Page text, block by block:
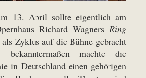
13. April sollte eigentlich am
Richard Wagners Ring
als Zyklus auf die Bühne gebracht
bekanntermaßen machte die
in Deutschland einen gehörigen